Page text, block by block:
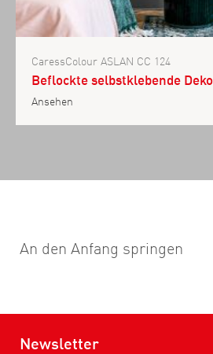
CaressColour ASLAN CC 124
Beflockte selbstklebende
Ansehen
An den Anfang springen
Newsletter